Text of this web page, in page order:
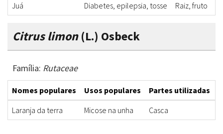
Juá
Diabetes, epilepsia, tosse Raiz, fruto
Citrus limon(L.) Osbeck
Família: Rutaceae
Nomes populares Usos populares Partes utilizadas
Laranja da terra
Micose na unha Casca